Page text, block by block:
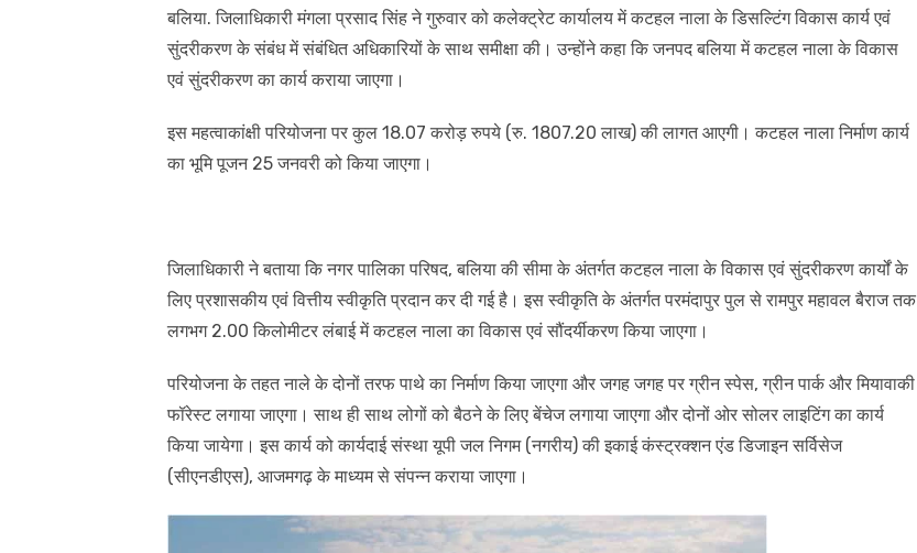
बलिया. जिलाधिकारी मंगला प्रसाद सिंह ने गुरुवार को कलेक्ट्रेट कार्यालय में कटहल नाला के डिसल्टिंग विकास कार्य एवं
सुंदरीकरण के संबंध में संबंधित अधिकारियों के साथ समीक्षा की। उन्होंने कहा कि जनपद बलिया में कटहल नाला के विकास
एवं सुंदरीकरण का कार्य कराया जाएगा।
इस महत्वाकांक्षी परियोजना पर कुल 18.07 करोड़ रुपये (रु. 1807.20 लाख) की लागत आएगी। कटहल नाला निर्माण कार्य
का भूमि पूजन 25 जनवरी को किया जाएगा।
जिलाधिकारी ने बताया कि नगर पालिका परिषद, बलिया की सीमा के अंतर्गत कटहल नाला के विकास एवं सुंदरीकरण कार्यों के
लिए प्रशासकीय एवं वित्तीय स्वीकृति प्रदान कर दी गई है। इस स्वीकृति के अंतर्गत परमंदापुर पुल से रामपुर महावल बैराज तक
लगभग 2.00 किलोमीटर लंबाई में कटहल नाला का विकास एवं सौंदर्यीकरण किया जाएगा।
परियोजना के तहत नाले के दोनों तरफ पाथे का निर्माण किया जाएगा और जगह जगह पर ग्रीन स्पेस, ग्रीन पार्क और मियावाकी
फॉरेस्ट लगाया जाएगा। साथ ही साथ लोगों को बैठने के लिए बेंचेज लगाया जाएगा और दोनों ओर सोलर लाइटिंग का कार्य
किया जायेगा। इस कार्य को कार्यदाई संस्था यूपी जल निगम (नगरीय) की इकाई कंस्ट्रक्शन एंड डिजाइन सर्विसेज
(सीएनडीएस), आजमगढ़ के माध्यम से संपन्न कराया जाएगा।